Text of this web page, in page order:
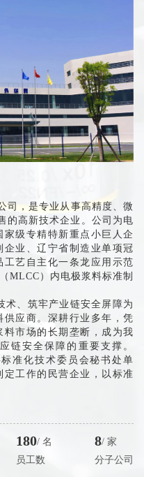
，是专业从事高精度、微
的高新技术企业。公司为电
级专精特新重点小巨人企
业、辽宁省制造业单项冠
艺自主化一条龙应用示范
MLCC）内电极浆料标准制
、筑牢产业链安全屏障为
应商。深耕行业多年，凭
市场的长期垄断，成为我
链安全保障的重要支撑。
准化技术委员会秘书处单
工作的民营企业，以标准
向标准化高质量发展新征
元产业网络，设有大连
，并辐射中国台湾、日韩
稳定在 150%-200%，营收
180/ 名
员工数
8/ 家
分子公司